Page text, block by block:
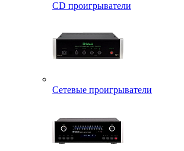
CD проигрыватели
Сетевые проигрыватели